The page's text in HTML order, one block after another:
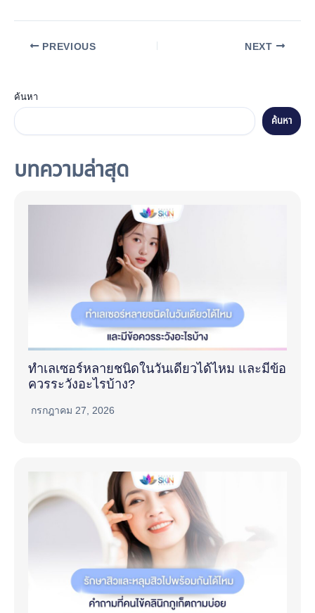
PREVIOUS NEXT
ค้นหา
ค้นหา
บทความล่าสุด
ทำเลเซอร์หลายชนิดในวันเดียวได้ไหม และมีข้อ
ควรระวังอะไรบ้าง?
กรกฎาคม 27, 2026